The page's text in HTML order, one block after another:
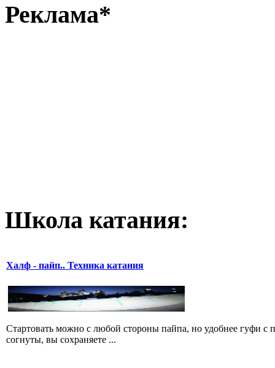
Реклама*
Школа катания:
Халф - пайп.. Техника катания
Стартовать можно с любой стороны пайпа, но удобнее гуфи с
согнуты, вы сохраняете ...